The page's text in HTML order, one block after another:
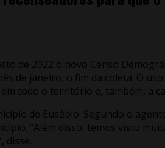
de 2022 o novo Censo
de janeiro, o fim da coleta. O
todo o território e, também, a
de Eusébio. Segundo o
“Além disso, temos visto
disse.